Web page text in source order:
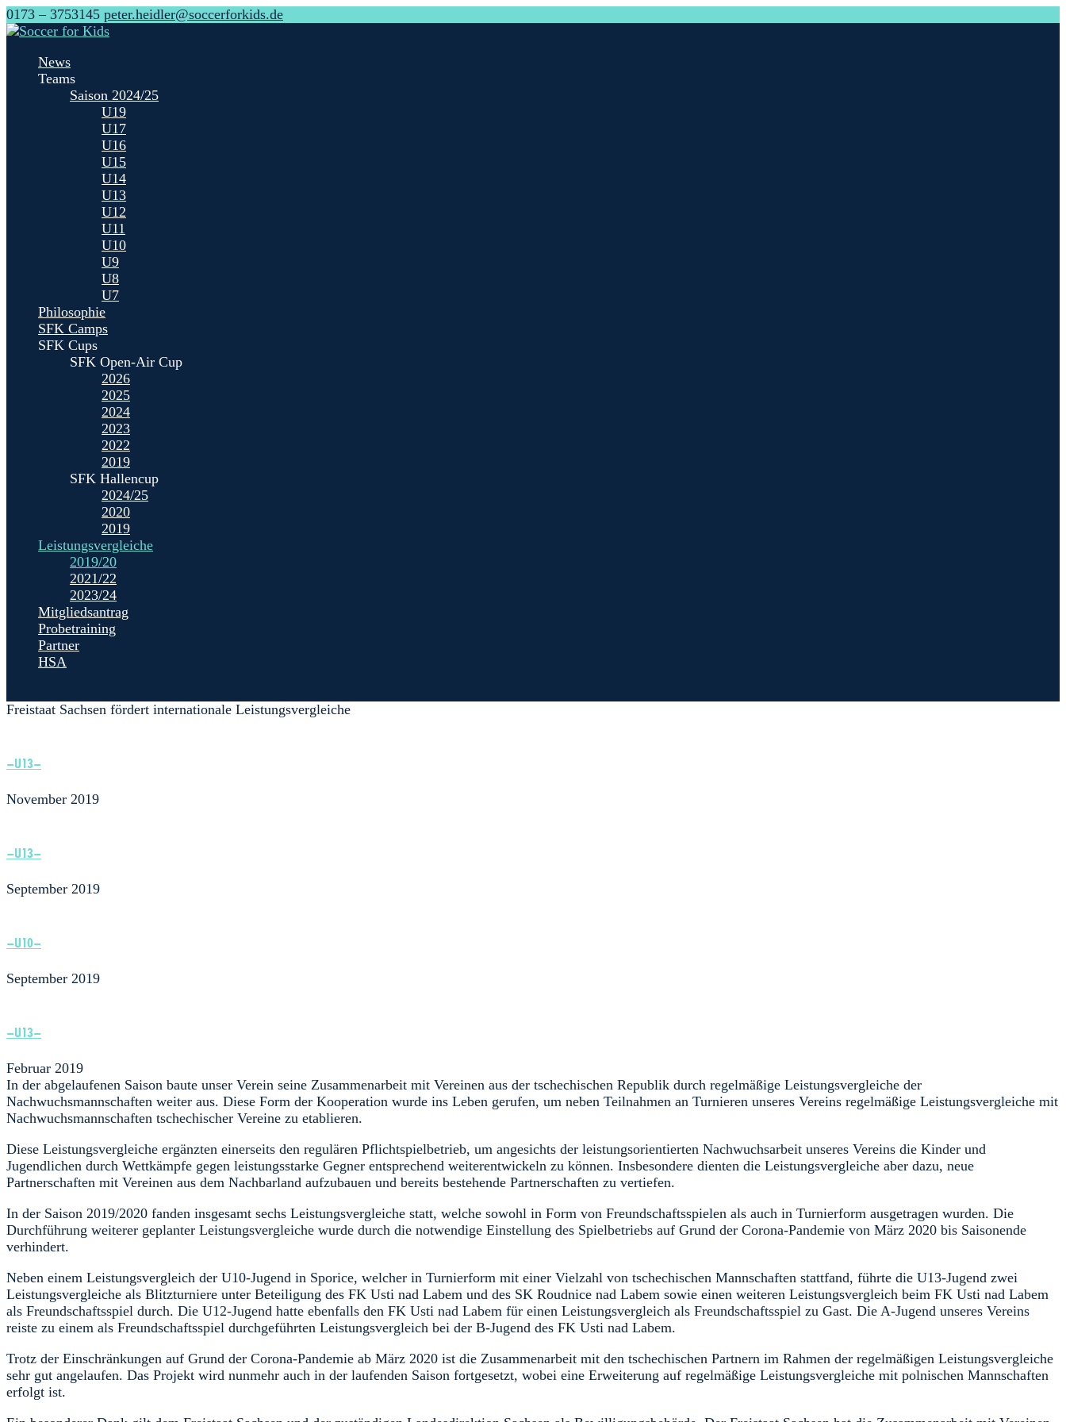
0173 – 3753145 peter.heidler@soccerforkids.de
News
Teams
Saison 2024/25
U19
U17
U16
U15
U14
U13
U12
U11
U10
U9
U8
U7
Philosophie
SFK Camps
SFK Cups
SFK Open-Air Cup
2026
2025
2024
2023
2022
2019
SFK Hallencup
2024/25
2020
2019
Leistungsvergleiche
2019/20
2021/22
2023/24
Mitgliedsantrag
Probetraining
Partner
HSA
Freistaat Sachsen fördert internationale Leistungsvergleiche
–U13–
November 2019
–U13–
September 2019
–U10–
September 2019
–U13–
Februar 2019
In der abgelaufenen Saison baute unser Verein seine Zusammenarbeit mit Vereinen aus der tschechischen Republik durch regelmäßige Leistungsvergleiche der
Nachwuchsmannschaften weiter aus. Diese Form der Kooperation wurde ins Leben gerufen, um neben Teilnahmen an Turnieren unseres Vereins regelmäßige Leistungsvergleiche mit
Nachwuchsmannschaften tschechischer Vereine zu etablieren.
Diese Leistungsvergleiche ergänzten einerseits den regulären Pflichtspielbetrieb, um angesichts der leistungsorientierten Nachwuchsarbeit unseres Vereins die Kinder und
Jugendlichen durch Wettkämpfe gegen leistungsstarke Gegner entsprechend weiterentwickeln zu können. Insbesondere dienten die Leistungsvergleiche aber dazu, neue
Partnerschaften mit Vereinen aus dem Nachbarland aufzubauen und bereits bestehende Partnerschaften zu vertiefen.
In der Saison 2019/2020 fanden insgesamt sechs Leistungsvergleiche statt, welche sowohl in Form von Freundschaftsspielen als auch in Turnierform ausgetragen wurden. Die
Durchführung weiterer geplanter Leistungsvergleiche wurde durch die notwendige Einstellung des Spielbetriebs auf Grund der Corona-Pandemie von März 2020 bis Saisonende
verhindert.
Neben einem Leistungsvergleich der U10-Jugend in Sporice, welcher in Turnierform mit einer Vielzahl von tschechischen Mannschaften stattfand, führte die U13-Jugend zwei
Leistungsvergleiche als Blitzturniere unter Beteiligung des FK Usti nad Labem und des SK Roudnice nad Labem sowie einen weiteren Leistungsvergleich beim FK Usti nad Labem
als Freundschaftsspiel durch. Die U12-Jugend hatte ebenfalls den FK Usti nad Labem für einen Leistungsvergleich als Freundschaftsspiel zu Gast. Die A-Jugend unseres Vereins
reiste zu einem als Freundschaftsspiel durchgeführten Leistungsvergleich bei der B-Jugend des FK Usti nad Labem.
Trotz der Einschränkungen auf Grund der Corona-Pandemie ab März 2020 ist die Zusammenarbeit mit den tschechischen Partnern im Rahmen der regelmäßigen Leistungsvergleiche
sehr gut angelaufen. Das Projekt wird nunmehr auch in der laufenden Saison fortgesetzt, wobei eine Erweiterung auf regelmäßige Leistungsvergleiche mit polnischen Mannschaften
erfolgt ist.